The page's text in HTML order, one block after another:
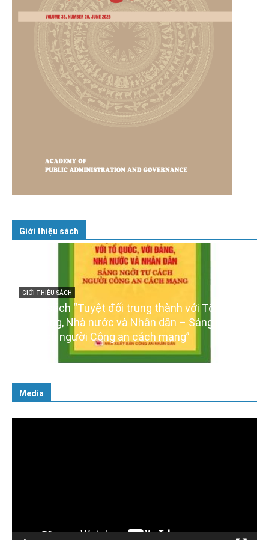
Giới thiệu sách
GIỚI THIỆU SÁCH
Ra mắt ba cuốn sách ảnh chào mừng
XIV của Đảng
16/01/2026
Media